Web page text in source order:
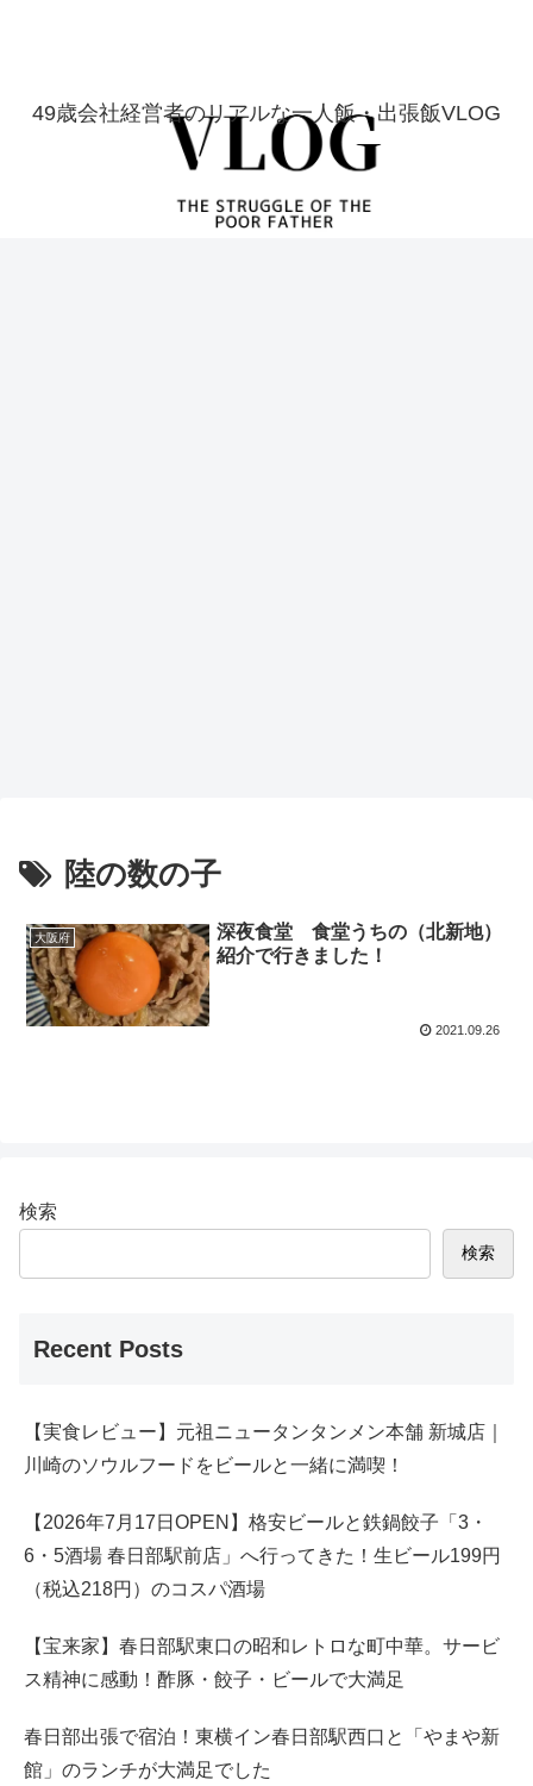
49歳会社経営者のリアルな一人飯・出張飯VLOG
陸の数の子
大阪府
深夜食堂 食堂うちの（北新地）
紹介で行きました！
2021.09.26
検索
検索
Recent Posts
【実食レビュー】元祖ニュータンタンメン本舗 新城店｜
川崎のソウルフードをビールと一緒に満喫！
【2026年7月17日OPEN】格安ビールと鉄鍋餃子「3・
6・5酒場 春日部駅前店」へ行ってきた！生ビール199円
（税込218円）のコスパ酒場
【宝来家】春日部駅東口の昭和レトロな町中華。サービ
ス精神に感動！酢豚・餃子・ビールで大満足
春日部出張で宿泊！東横イン春日部駅西口と「やまや新
館」のランチが大満足でした